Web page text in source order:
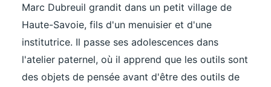
Marc Dubreuil grandit dans un petit village de
Haute-Savoie, fils d'un menuisier et d'une
institutrice. Il passe ses adolescences dans
l'atelier paternel, où il apprend que les outils sont
des objets de pensée avant d'être des outils de